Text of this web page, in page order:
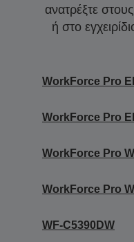
ανατρέξτε
ή στο
WorkForce Pro
WorkForce Pro
WorkForce Pro
WorkForce Pro
WF-C5390DW